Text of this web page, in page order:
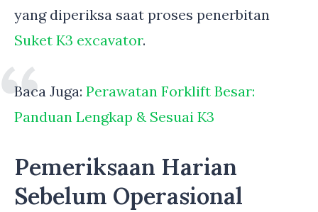
yang diperiksa saat proses penerbitan
Suket K3 excavator.
Baca Juga: Perawatan Forklift Besar:
Panduan Lengkap & Sesuai K3
Pemeriksaan Harian
Sebelum Operasional